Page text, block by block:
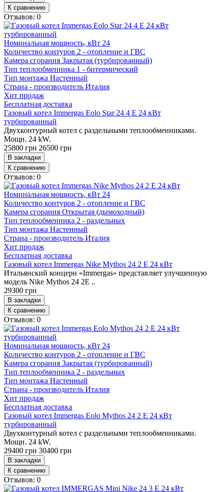
К сравнению
Отзывов: 0
Номинальная мощность, кВт 24
Количество контуров 2 - отопление и ГВС
Камера сгорания Закрытая (турбированный)
Тип теплообменника 1 - битермический
Тип монтажа Настенный
Страна - производитель Италия
Хит продаж
Бесплатная доставка
Газовый котел Immergas Eolo Star 24 4 Е 24 кВт
турбированный
Двухконтурный котел с раздельными теплообменниками.
Мощн. 24 kW.
25800 грн 26500 грн
В закладки
К сравнению
Отзывов: 0
Номинальная мощность, кВт 24
Количество контуров 2 - отопление и ГВС
Камера сгорания Открытая (дымоходный)
Тип теплообменника 2 - раздельных
Тип монтажа Настенный
Страна - производитель Италия
Хит продаж
Бесплатная доставка
Газовый котел Immergas Nike Mythos 24 2 E 24 кВт
Итальянский концерн «Immergas» представляет улучшенную
модель Nike Mythos 24 2E ..
29300 грн
В закладки
К сравнению
Отзывов: 0
Номинальная мощность, кВт 24
Количество контуров 2 - отопление и ГВС
Камера сгорания Закрытая (турбированный)
Тип теплообменника 2 - раздельных
Тип монтажа Настенный
Страна - производитель Италия
Хит продаж
Бесплатная доставка
Газовый котел Immergas Eolo Mythos 24 2 E 24 кВт
турбированный
Двухконтурный котел с раздельными теплообменниками.
Мощн. 24 kW.
29400 грн 30400 грн
В закладки
К сравнению
Отзывов: 0